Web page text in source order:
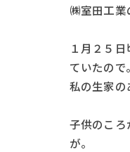
㈱室田工業
１月２５
ていたので。
私の生家の
子供のこ
が。